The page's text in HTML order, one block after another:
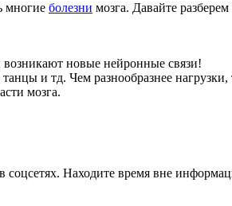
многие болезни мозга. Давайте
возникают новые нейронные связи!
и тд. Чем разнообразнее
мозга.
Находите время вне